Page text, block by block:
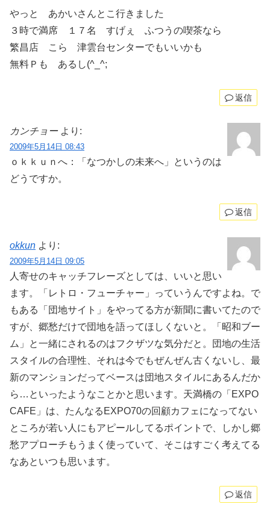
やっと あかいさんとこ行きました
３時で満席 １７名 すげぇ ふつうの喫茶なら
繁昌店 こら 津雲台センターでもいいかも
無料Ｐも あるし(^_^;
返信
カンチョー より:
2009年5月14日 08:43
ｏｋｋｕｎへ：「なつかしの未来へ」というのは
どうですか。
返信
okkun より:
2009年5月14日 09:05
人寄せのキャッチフレーズとしては、いいと思い
ます。「レトロ・フューチャー」っていうんですよね。で
もある「団地サイト」をやってる方が新聞に書いてたので
すが、郷愁だけで団地を語ってほしくないと。「昭和ブー
ム」と一緒にされるのはフクザツな気分だと。団地の生活
スタイルの合理性、それは今でもぜんぜん古くないし、最
新のマンションだってベースは団地スタイルにあるんだか
ら…といったようなことかと思います。天満橋の「EXPO
CAFE」は、たんなるEXPO70の回顧カフェになってない
ところが若い人にもアピールしてるポイントで、しかし郷
愁アプローチもうまく使っていて、そこはすごく考えてる
なあといつも思います。
返信